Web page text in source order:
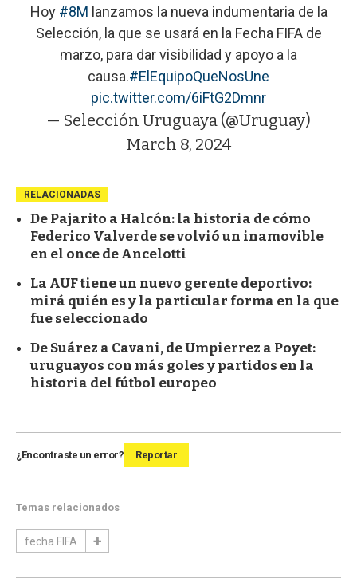
Hoy #8M lanzamos la nueva indumentaria de la
Selección, la que se usará en la Fecha FIFA de
marzo, para dar visibilidad y apoyo a la
causa.#ElEquipoQueNosUne
pic.twitter.com/6iFtG2Dmnr
— Selección Uruguaya (@Uruguay)
March 8, 2024
RELACIONADAS
De Pajarito a Halcón: la historia de cómo
Federico Valverde se volvió un inamovible
en el once de Ancelotti
La AUF tiene un nuevo gerente deportivo:
mirá quién es y la particular forma en la que
fue seleccionado
De Suárez a Cavani, de Umpierrez a Poyet:
uruguayos con más goles y partidos en la
historia del fútbol europeo
¿Encontraste un error? Reportar
Temas relacionados
fecha FIFA